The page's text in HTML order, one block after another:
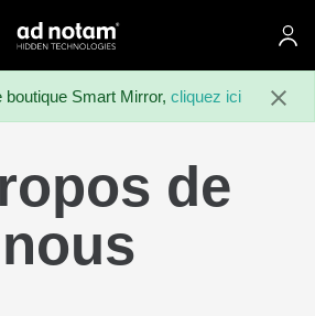
ad notam
Smart Mirror, cliquez ici
de
nous